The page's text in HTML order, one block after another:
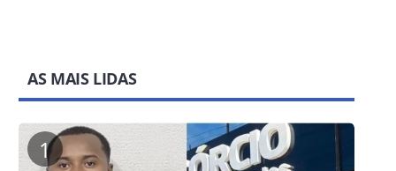
AS MAIS LIDAS
1